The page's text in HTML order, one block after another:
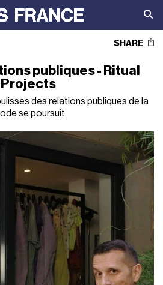
SHARE
publiques - Ritual
Projects
des relations publiques de la
se poursuit